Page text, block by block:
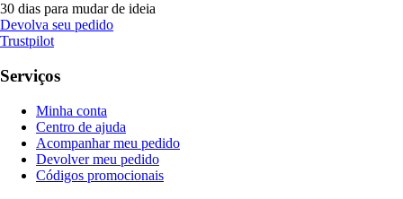
30 dias para mudar de ideia
Devolva seu pedido
Trustpilot
Serviços
Minha conta
Centro de ajuda
Acompanhar meu pedido
Devolver meu pedido
Códigos promocionais